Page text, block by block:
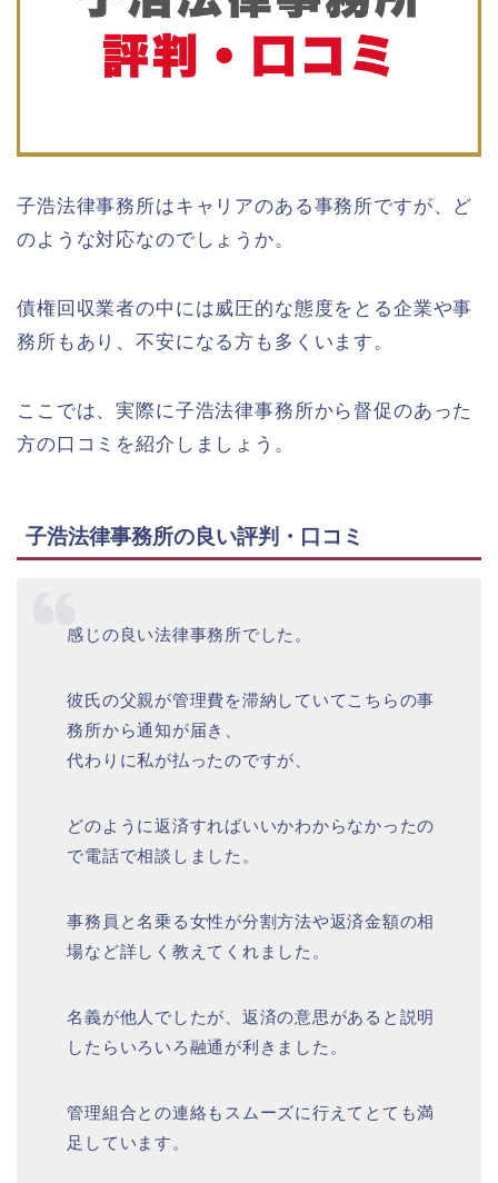
子浩法律事務所はキャリアのある事務所ですが、ど
のような対応なのでしょうか。
債権回収業者の中には威圧的な態度をとる企業や事
務所もあり、不安になる方も多くいます。
ここでは、実際に子浩法律事務所から督促のあった
方の口コミを紹介しましょう。
子浩法律事務所の良い評判・口コミ
感じの良い法律事務所でした。
彼氏の父親が管理費を滞納していてこちらの事
務所から通知が届き、
代わりに私が払ったのですが、
どのように返済すればいいかわからなかったの
で電話で相談しました。
事務員と名乗る女性が分割方法や返済金額の相
場など詳しく教えてくれました。
名義が他人でしたが、返済の意思があると説明
したらいろいろ融通が利きました。
管理組合との連絡もスムーズに行えてとても満
足しています。